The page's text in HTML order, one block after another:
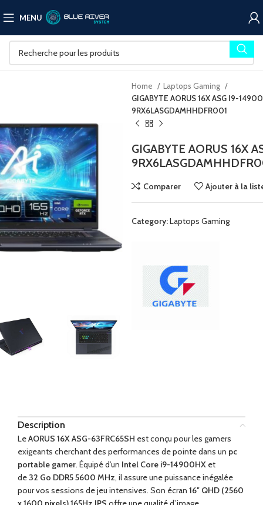
MENU
Home
Laptops Gaming
GIGABYTE AORUS 16X ASG I9-
9RX6LASGDAMHHDFR001
GIGABYTE AORUS 16X
Comparer Ajouter à la
Category:Laptops Gaming
Description
LeAORUS 16X ASG-63FRC65SH est conçu pour les gamers
exigeants cherchant des performances de pointe dans un pc
portable gamer. Équipé d’un Intel Core i9-14900HX et
de 32 Go DDR5 5600 MHz, il assure une puissance inégalée
pour vos sessions de jeu intensives. Son écran 16″ QHD (2560